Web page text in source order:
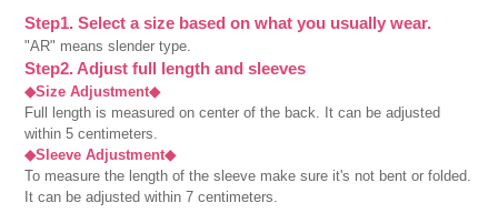
Step1. Select a size based on what you usually wear.
"AR" means slender type.
Step2. Adjust full length and sleeves
◆Size Adjustment◆
Full length is measured on center of the back. It can be adjusted
within 5 centimeters.
◆Sleeve Adjustment◆
To measure the length of the sleeve make sure it's not bent or folded.
It can be adjusted within 7 centimeters.